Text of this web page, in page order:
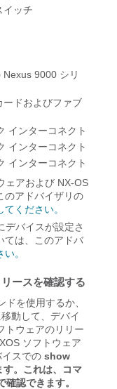
イッチ
9000 シリ
ドおよびファブ
インターコネクト
インターコネクト
インターコネクト
ェアおよび NX-OS
のアドバイザリの
ください。
デバイスが設定さ
ては、このアドバ
。
ースを確認する
を使用するか、
動して、デバイ
トウェアのリリー
ソフトウェア
スでの show
。これは、コマ
認できます。